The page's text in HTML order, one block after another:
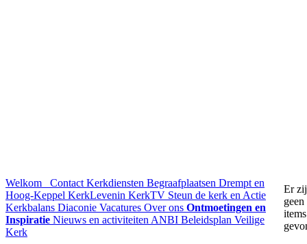
Welkom Contact Kerkdiensten Begraafplaatsen Drempt en
Hoog-Keppel KerkLevenin KerkTV Steun de kerk en Actie
Kerkbalans Diaconie Vacatures Over ons Ontmoetingen en
Inspiratie Nieuws en activiteiten ANBI Beleidsplan Veilige
Kerk
Er
geen
items